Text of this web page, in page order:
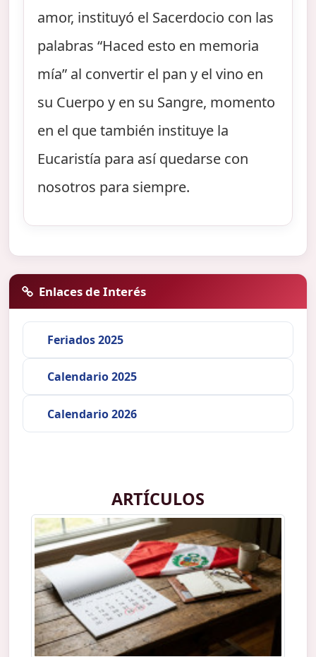
amor, instituyó el Sacerdocio con las
palabras “Haced esto en memoria
mía” al convertir el pan y el vino en
su Cuerpo y en su Sangre, momento
en el que también instituye la
Eucaristía para así quedarse con
nosotros para siempre.
Enlaces de Interés
Feriados 2025
Calendario 2025
Calendario 2026
ARTÍCULOS